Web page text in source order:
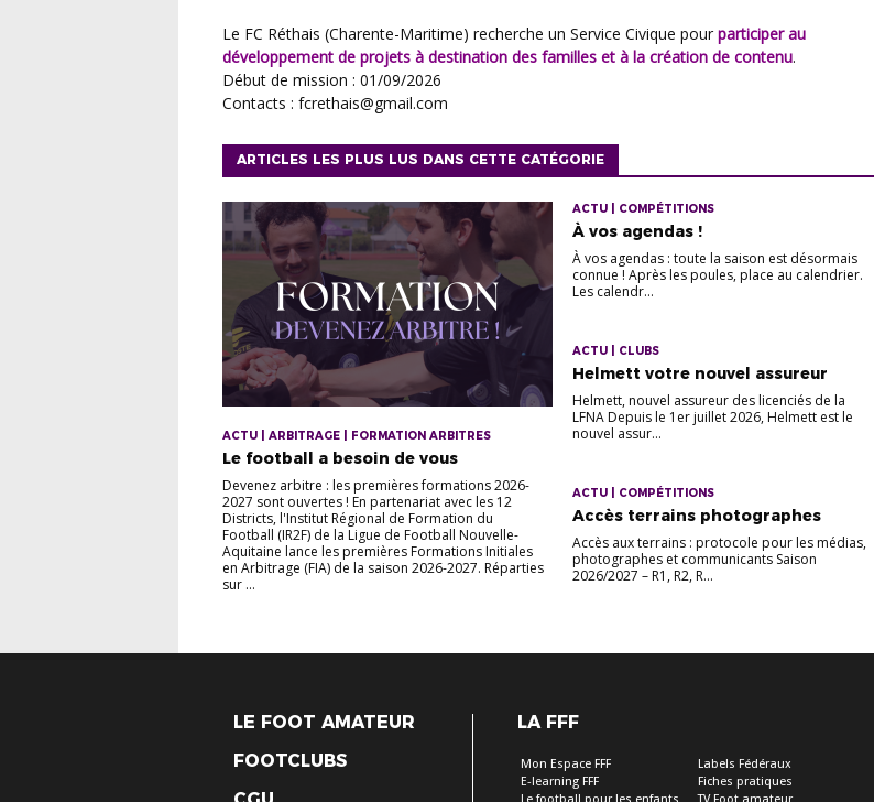
Le FC Réthais (Charente-Maritime) recherche un Service Civique pour participer au
développement de projets à destination des familles et à la création de contenu.
Début de mission : 01/09/2026
Contacts : fcrethais@gmail.com
ARTICLES LES PLUS LUS DANS CETTE CATÉGORIE
ACTU | ARBITRAGE | FORMATION ARBITRES
Le football a besoin de vous
Devenez arbitre : les premières formations 2026-
2027 sont ouvertes ! En partenariat avec les 12
Districts, l'Institut Régional de Formation du
Football (IR2F) de la Ligue de Football Nouvelle-
Aquitaine lance les premières Formations Initiales
en Arbitrage (FIA) de la saison 2026-2027. Réparties
sur ...
ACTU | COMPÉTITIONS
À vos agendas !
À vos agendas : toute la saison est désormais
connue ! Après les poules, place au calendrier.
Les calendr...
ACTU | CLUBS
Helmett votre nouvel assureur
Helmett, nouvel assureur des licenciés de la
LFNA Depuis le 1er juillet 2026, Helmett est le
nouvel assur...
ACTU | COMPÉTITIONS
Accès terrains photographes
Accès aux terrains : protocole pour les médias,
photographes et communicants Saison
2026/2027 – R1, R2, R...
LE FOOT AMATEUR
FOOTCLUBS
LA FFF
Mon Espace FFF
E-learning FFF
Labels Fédéraux
Fiches pratiques